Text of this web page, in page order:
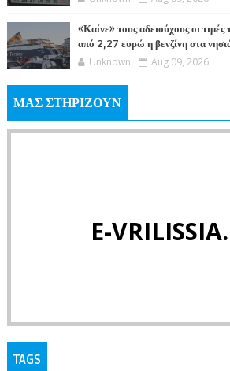
«Καίνε» τους αδειούχους οι
από 2,27 ευρώ η βενζίνη στα
Unknown Aug 09, 2026
ΜΑΣ ΣΤΗΡΙΖΟΥΝ
E-
TAGS